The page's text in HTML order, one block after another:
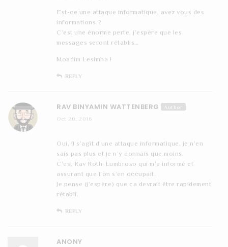
Est-ce une attaque informatique, avez vous des
informations ?
C’est une énorme perte, j’espère que les
messages seront rétablis…
Moadim Lesimha !
REPLY
RAV BINYAMIN WATTENBERG
Author
Oct 20, 2016
Oui, il s’agît d’une attaque informatique, je n’en
sais pas plus et je n’y connais que moins.
C’est Rav Roth-Lumbroso qui m’a informé et
assurant que l’on s’en occupait.
Je pense (j’espère) que ça devrait être rapidement
rétabli.
REPLY
ANONY